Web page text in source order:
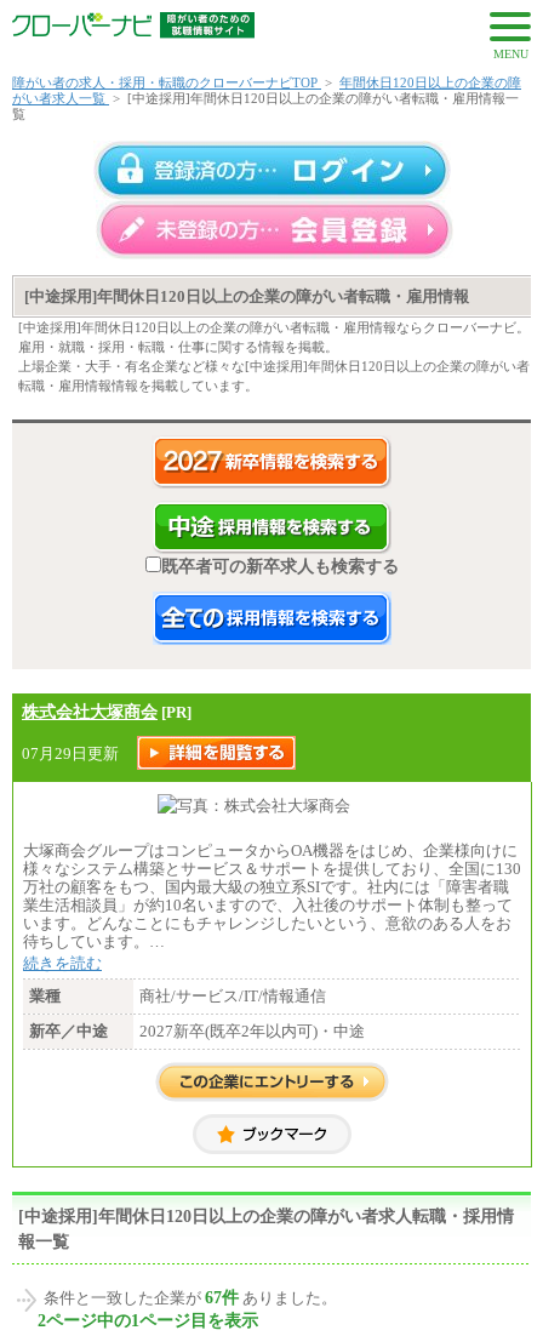
MENU
障がい者の求人・採用・転職のクローバーナビTOP > 年間休日120日以上の企業の障
がい者求人一覧 > [中途採用]年間休日120日以上の企業の障がい者転職・雇用情報一
覧
[中途採用]年間休日120日以上の企業の障がい者転職・雇用情報
[中途採用]年間休日120日以上の企業の障がい者転職・雇用情報ならクローバーナビ。
雇用・就職・採用・転職・仕事に関する情報を掲載。
上場企業・大手・有名企業など様々な[中途採用]年間休日120日以上の企業の障がい者
転職・雇用情報情報を掲載しています。
既卒者可の新卒求人も検索する
株式会社大塚商会 [PR]
07月29日更新
大塚商会グループはコンピュータからOA機器をはじめ、企業様向けに
様々なシステム構築とサービス＆サポートを提供しており、全国に130
万社の顧客をもつ、国内最大級の独立系SIです。社内には「障害者職
業生活相談員」が約10名いますので、入社後のサポート体制も整って
います。どんなことにもチャレンジしたいという、意欲のある人をお
待ちしています。…
続きを読む
業種
商社/サービス/IT/情報通信
新卒／中途
2027新卒(既卒2年以内可)・中途
[中途採用]年間休日120日以上の企業の障がい者求人転職・採用情
報一覧
条件と一致した企業が 67件 ありました。
2ページ中の1ページ目を表示